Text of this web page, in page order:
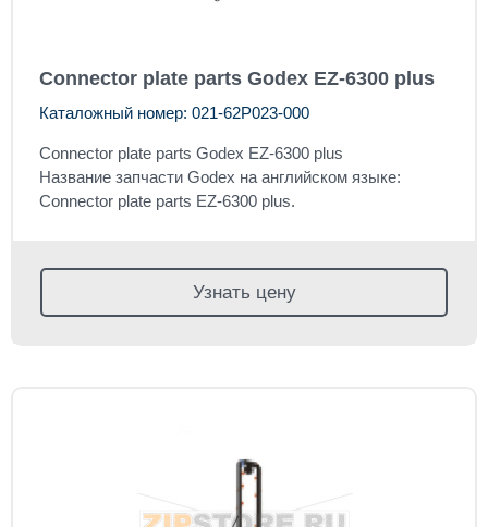
Connector plate parts Godex EZ-6300 plus
Каталожный номер: 021-62P023-000
Connector plate parts Godex EZ-6300 plus
Название запчасти Godex на английском языке:
Connector plate parts EZ-6300 plus.
Узнать цену